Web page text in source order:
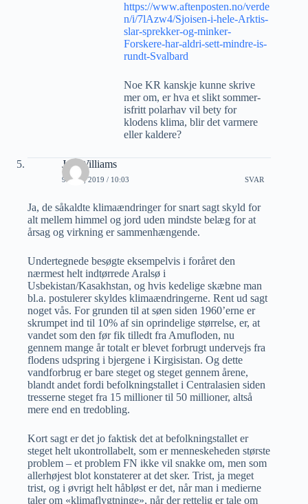
https://www.aftenposten.no/verde
n/i/7lAzw4/Sjoisen-i-hele-Arktis-
slar-sprekker-og-minker-
Forskere-har-aldri-sett-mindre-is-
rundt-Svalbard
Noe KR kanskje kunne skrive
mer om, er hva et slikt sommer-
isfritt polarhav vil bety for
klodens klima, blir det varmere
eller kaldere?
Jan Williams
9 JULI, 2019 / 10:03 SVAR
Ja, de såkaldte klimaændringer for snart sagt skyld for
alt mellem himmel og jord uden mindste belæg for at
årsag og virkning er sammenhængende.
Undertegnede besøgte eksempelvis i foråret den
nærmest helt indtørrede Aralsø i
Usbekistan/Kasakhstan, og hvis kedelige skæbne man
bl.a. postulerer skyldes klimaændringerne. Rent ud sagt
noget vås. For grunden til at søen siden 1960’erne er
skrumpet ind til 10% af sin oprindelige størrelse, er, at
vandet som den før fik tilledt fra Amufloden, nu
gennem mange år totalt er blevet forbrugt undervejs fra
flodens udspring i bjergene i Kirgisistan. Og dette
vandforbrug er bare steget og steget gennem årene,
blandt andet fordi befolkningstallet i Centralasien siden
tresserne steget fra 15 millioner til 50 millioner, altså
mere end en tredobling.
Kort sagt er det jo faktisk det at befolkningstallet er
steget helt ukontrollabelt, som er menneskeheden største
problem – et problem FN ikke vil snakke om, men som
allerhøjest blot konstaterer at det sker. Trist, ja meget
trist, og i øvrigt helt håbløst er det, når man i medierne
taler om «klimaflygtninge», når der rettelig er tale om